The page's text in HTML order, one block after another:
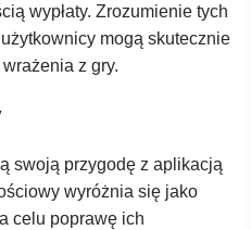
wypłaty. Zrozumienie tych
mogą skutecznie
z gry.
swoją przygodę z aplikacją
wyróżnia się jako
celu poprawę ich